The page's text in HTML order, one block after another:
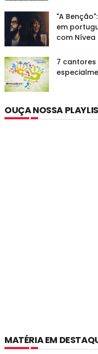
"A
em
com Nívea
7
OUÇA NOSSA
MATÉRIA EM